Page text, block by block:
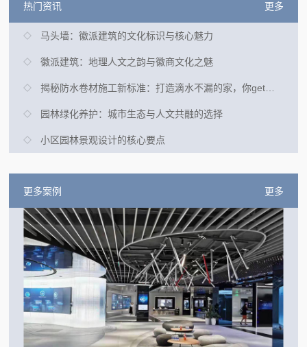
热门资讯 更多
马头墙：徽派建筑的文化标识与核心魅力
徽派建筑：地理人文之韵与徽商文化之魅
揭秘防水卷材施工新标准：打造滴水不漏的家，你get了吗？
园林绿化养护：城市生态与人文共融的选择
小区园林景观设计的核心要点
更多案例 更多